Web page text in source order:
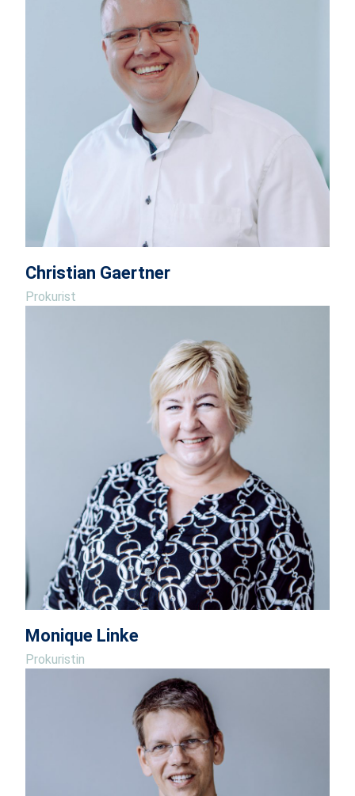
Christian Gaertner
Prokurist
Monique Linke
Prokuristin